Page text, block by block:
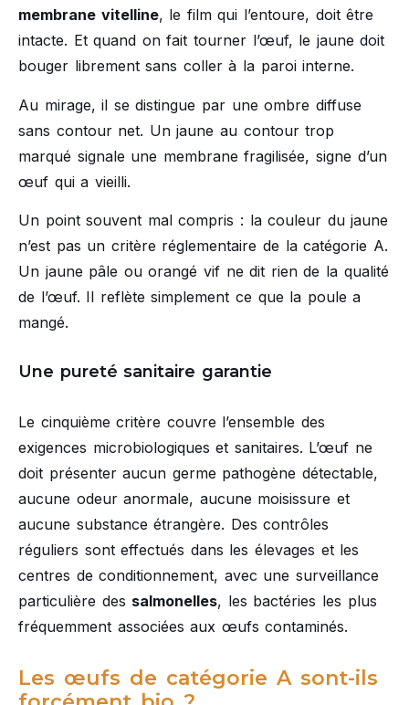
membrane vitelline, le film qui l’entoure, doit être
intacte. Et quand on fait tourner l’œuf, le jaune doit
bouger librement sans coller à la paroi interne.
Au mirage, il se distingue par une ombre diffuse
sans contour net. Un jaune au contour trop
marqué signale une membrane fragilisée, signe d’un
œuf qui a vieilli.
Un point souvent mal compris : la couleur du jaune
n’est pas un critère réglementaire de la catégorie A.
Un jaune pâle ou orangé vif ne dit rien de la qualité
de l’œuf. Il reflète simplement ce que la poule a
mangé.
Une pureté sanitaire garantie
Le cinquième critère couvre l’ensemble des
exigences microbiologiques et sanitaires. L’œuf ne
doit présenter aucun germe pathogène détectable,
aucune odeur anormale, aucune moisissure et
aucune substance étrangère. Des contrôles
réguliers sont effectués dans les élevages et les
centres de conditionnement, avec une surveillance
particulière des salmonelles, les bactéries les plus
fréquemment associées aux œufs contaminés.
Les œufs de catégorie A sont-ils